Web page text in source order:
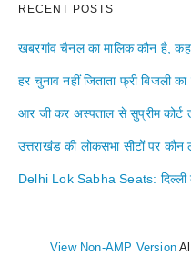
RECENT POSTS
खबरगांव चैनल का मालिक कौन है,
हर चुनाव नहीं जिताता फ्री बिजली
आर जी कर अस्पताल से सुप्रीम
उत्तराखंड की लोकसभा सीटों पर
Delhi Lok Sabha Seats: दिल्ली
View Non-AMP Version